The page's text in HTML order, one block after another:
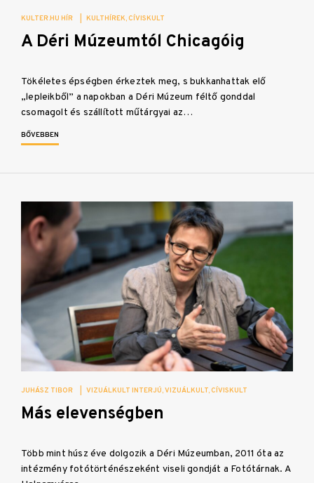
KULTER.HU HÍR KULTHÍREK CÍVISKULT
A Déri Múzeumtól Chicagóig
Tökéletes épségben érkeztek meg, s bukkanhattak elő
„lepleikből” a napokban a Déri Múzeum féltő gonddal
csomagolt és szállított műtárgyai az…
BŐVEBBEN
JUHÁSZ TIBOR VIZUÁLKULT INTERJÚ VIZUÁLKULT CÍVISKULT
Más elevenségben
Több mint húsz éve dolgozik a Déri Múzeumban, 2011 óta az
intézmény fotótörténészeként viseli gondját a Fotótárnak. A